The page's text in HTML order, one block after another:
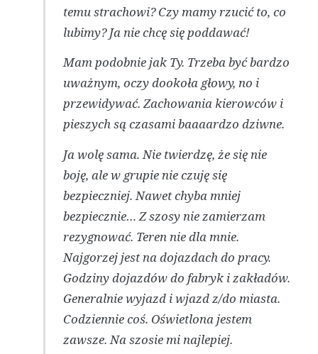
temu strachowi? Czy mamy rzucić to, co
lubimy? Ja nie chcę się poddawać!
Mam podobnie jak Ty. Trzeba być bardzo
uważnym, oczy dookoła głowy, no i
przewidywać. Zachowania kierowców i
pieszych są czasami baaaardzo dziwne.
Ja wolę sama. Nie twierdzę, że się nie
boję, ale w grupie nie czuję się
bezpieczniej. Nawet chyba mniej
bezpiecznie… Z szosy nie zamierzam
rezygnować. Teren nie dla mnie.
Najgorzej jest na dojazdach do pracy.
Godziny dojazdów do fabryk i zakładów.
Generalnie wyjazd i wjazd z/do miasta.
Codziennie coś. Oświetlona jestem
zawsze. Na szosie mi najlepiej.